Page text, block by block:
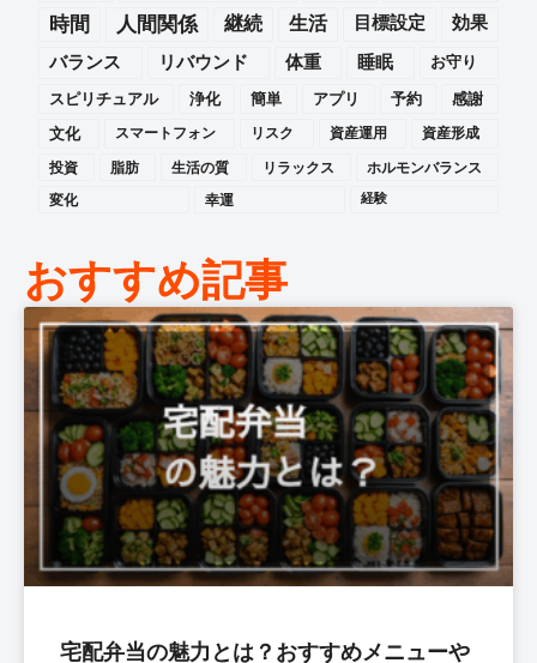
時間
人間関係 継続 生活 目標設定
効果
バランス
リバウンド 体重 睡眠
お守り
スピリチュアル
浄化 簡単 アプリ 予約
感謝
文化
スマートフォン リスク 資産運用
資産形成
投資
脂肪 生活の質 リラックス
ホルモンバランス
変化
幸運 経験
おすすめ記事
宅配弁当の魅力とは？おすすめメニューや